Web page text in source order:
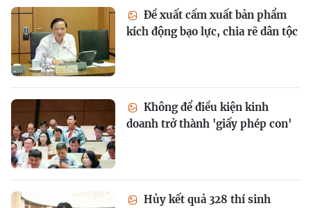
Đề xuất cấm xuất bản phẩm
kích động bạo lực, chia rẽ dân tộc
Không để điều kiện kinh
doanh trở thành 'giấy phép con'
Hủy kết quả 328 thí sinh